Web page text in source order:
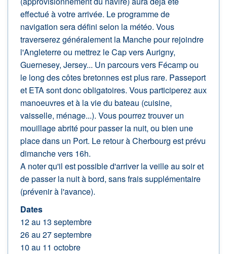
effectué à votre arrivée. Le programme de
navigation sera défini selon la météo. Vous
traverserez généralement la Manche pour rejoindre
l'Angleterre ou mettrez le Cap vers Aurigny,
Guernesey, Jersey... Un parcours vers Fécamp ou
le long des côtes bretonnes est plus rare. Passeport
et ETA sont donc obligatoires. Vous participerez aux
manoeuvres et à la vie du bateau (cuisine,
vaisselle, ménage...). Vous pourrez trouver un
mouillage abrité pour passer la nuit, ou bien une
place dans un Port. Le retour à Cherbourg est prévu
dimanche vers 16h.
A noter qu'il est possible d'arriver la veille au soir et
de passer la nuit à bord, sans frais supplémentaire
(prévenir à l'avance).
Dates
12 au 13 septembre
26 au 27 septembre
10 au 11 octobre